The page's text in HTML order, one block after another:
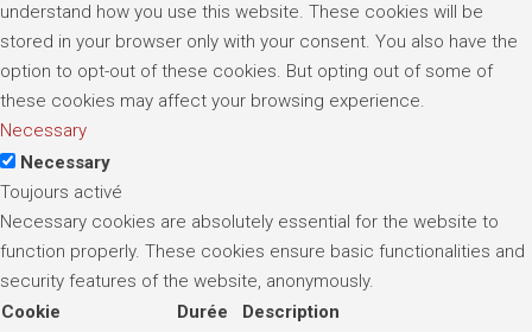
understand how you use this website. These cookies will be
stored in your browser only with your consent. You also have the
option to opt-out of these cookies. But opting out of some of
these cookies may affect your browsing experience.
Necessary
Necessary
Toujours activé
Necessary cookies are absolutely essential for the website to
function properly. These cookies ensure basic functionalities and
security features of the website, anonymously.
Cookie
Durée Description